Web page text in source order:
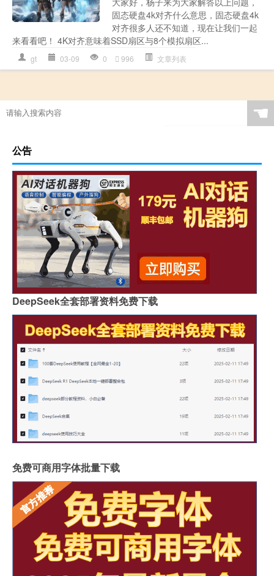
固态硬盘4k对齐什么意思，固态硬盘4k
对齐很多人还不知道，现在让我们一起
来看看吧！ 4K对齐意味着SSD扇区与8个模拟扇区...
gt 03-09 0 996 文章列表
☚
公告
DeepSeek全套部署资料免费下载
免费可商用字体批量下载